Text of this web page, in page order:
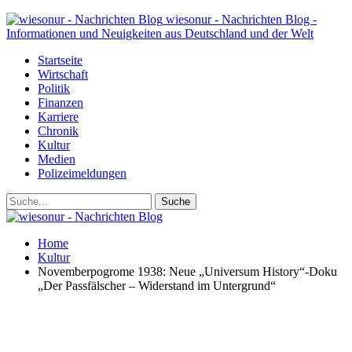
wiesonur - Nachrichten Blog -
Informationen und Neuigkeiten aus Deutschland und der Welt
Startseite
Wirtschaft
Politik
Finanzen
Karriere
Chronik
Kultur
Medien
Polizeimeldungen
Home
Kultur
Novemberpogrome 1938: Neue „Universum History“-Doku
„Der Passfälscher – Widerstand im Untergrund“